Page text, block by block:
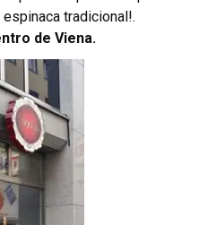
tradicional!.
de Viena.